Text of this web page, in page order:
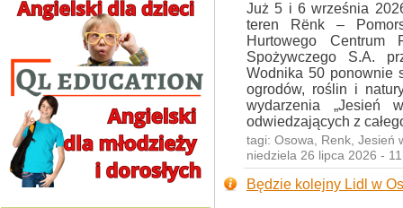
Już 5 i 6 września
teren Rënk –
Hurtowego Centrum
Spożywczego S.A.
Wodnika 50 ponownie
ogrodów, roślin i
wydarzenia „Jesień
odwiedzających z
tagi: Osowa, Renk, Jesień
niedziela 26 lipca 2026 -
Będzie kolejny Lidl w